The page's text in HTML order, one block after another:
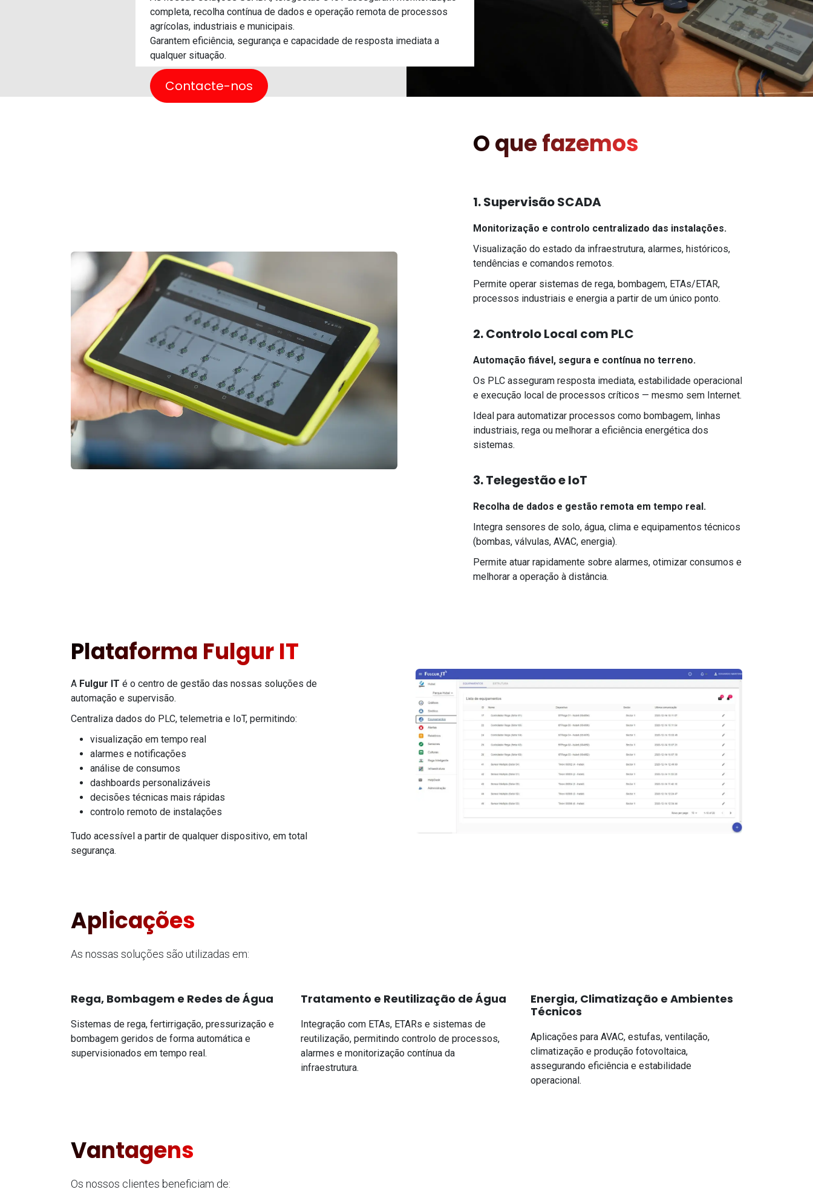
completa, recolha contínua de dados e operação remota de processos
agrícolas, industriais e municipais.
Garantem eficiência, segurança e capacidade de resposta imediata a
qualquer situação.
Contacte-nos
O que fazemos
1. Supervisão SCADA
Monitorização e controlo centralizado das instalações.
Visualização do estado da infraestrutura, alarmes, históricos,
tendências e comandos remotos.
Permite operar sistemas de rega, bombagem, ETAs/ETAR,
processos industriais e energia a partir de um único ponto.
2. Controlo Local com PLC
Automação fiável, segura e contínua no terreno.
Os PLC asseguram resposta imediata, estabilidade operacional
e execução local de processos críticos — mesmo sem Internet.
Ideal para automatizar processos como bombagem, linhas
industriais, rega ou melhorar a eficiência energética dos
sistemas.
3. Telegestão e IoT
Recolha de dados e gestão remota em tempo real.
Integra sensores de solo, água, clima e equipamentos técnicos
(bombas, válvulas, AVAC, energia).
Permite atuar rapidamente sobre alarmes, otimizar consumos e
melhorar a operação à distância.
Plataforma Fulgur IT
A Fulgur IT é o centro de gestão das nossas soluções de
automação e supervisão.
Centraliza dados do PLC, telemetria e IoT, permitindo:
visualização em tempo real
alarmes e notificações
análise de consumos
dashboards personalizáveis
decisões técnicas mais rápidas
controlo remoto de instalações
Tudo acessível a partir de qualquer dispositivo, em total
segurança.
Aplicações
As nossas soluções são utilizadas em:
Rega, Bombagem e Redes de Água
Sistemas de rega, fertirrigação, pressurização e
bombagem geridos de forma automática e
supervisionados em tempo real.
Tratamento e Reutilização de Água
Integração com ETAs, ETARs e sistemas de
reutilização, permitindo controlo de processos,
alarmes e monitorização contínua da
infraestrutura.
Energia, Climatização e Ambientes
Técnicos
Aplicações para AVAC, estufas, ventilação,
climatização e produção fotovoltaica,
assegurando eficiência e estabilidade
operacional.
Vantagens
Os nossos clientes beneficiam de: